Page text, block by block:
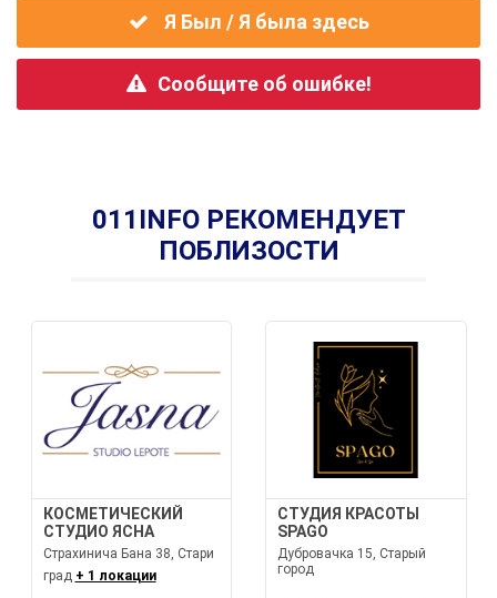
Я Был / Я была здесь
Сообщите об ошибке!
011INFO РЕКОМЕНДУЕТ
ПОБЛИЗОСТИ
КОСМЕТИЧЕСКИЙ
СТУДИО ЯСНА
Страхинича Бана 38, Стари
град + 1 локации
СТУДИЯ КРАСОТЫ
SPAGO
Дубровачка 15, Старый
город